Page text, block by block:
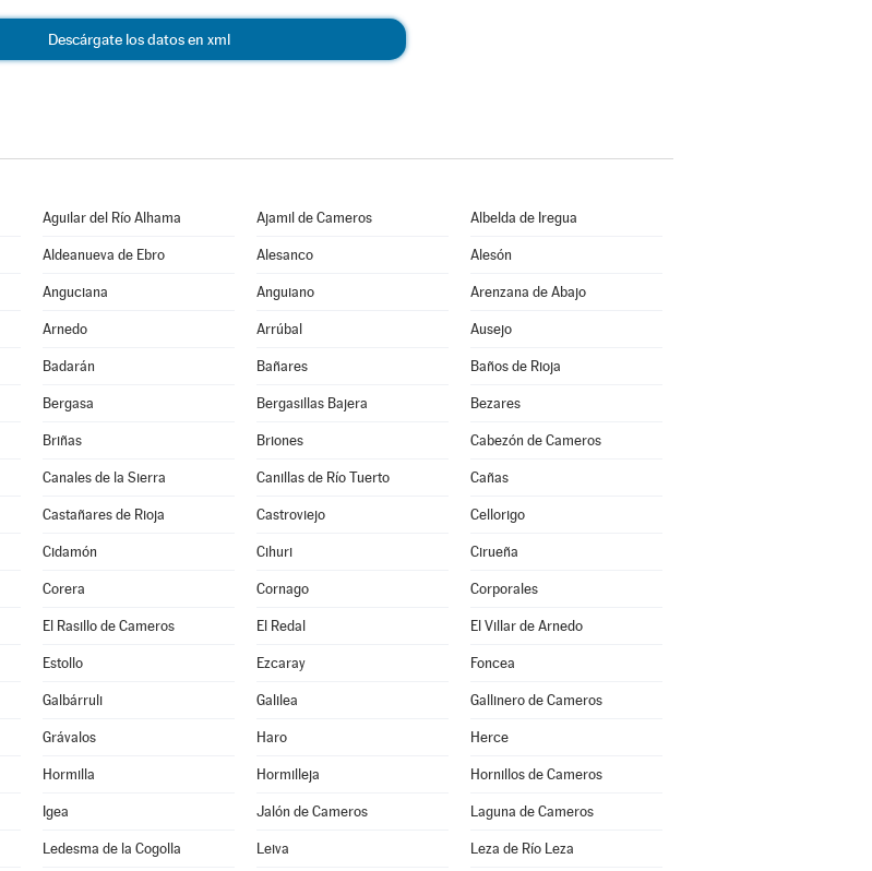
Descárgate los datos en xml
Aguilar del Río Alhama Ajamil de Cameros Albelda de Iregua
Aldeanueva de Ebro Alesanco Alesón
Anguciana Anguiano Arenzana de Abajo
Arnedo Arrúbal Ausejo
Badarán Bañares Baños de Rioja
Bergasa Bergasillas Bajera Bezares
Briñas Briones Cabezón de Cameros
Canales de la Sierra Canillas de Río Tuerto Cañas
Castañares de Rioja Castroviejo Cellorigo
Cidamón Cihuri Cirueña
Corera Cornago Corporales
El Rasillo de Cameros El Redal El Villar de Arnedo
Estollo Ezcaray Foncea
Galbárruli Galilea Gallinero de Cameros
Grávalos Haro Herce
Hormilla Hormilleja Hornillos de Cameros
Igea Jalón de Cameros Laguna de Cameros
Ledesma de la Cogolla Leiva Leza de Río Leza